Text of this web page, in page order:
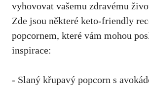
vyhovovat vašemu zdravému
Zde jsou některé keto-friendly
popcornem, které vám mohou
inspirace:
-‍ Slaný křupavý popcorn ‌s